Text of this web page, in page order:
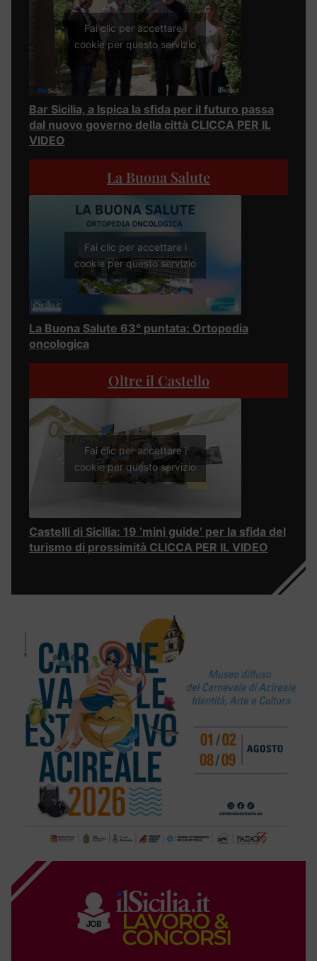
Fai clic per accettare i
cookie per questo servizio
Bar Sicilia, a Ispica la sfida per il futuro passa
dal nuovo governo della città CLICCA PER IL
VIDEO
La Buona Salute
Fai clic per accettare i
cookie per questo servizio
La Buona Salute 63° puntata: Ortopedia
oncologica
Oltre il Castello
Fai clic per accettare i
cookie per questo servizio
Castelli di Sicilia: 19 ‘mini guide’ per la sfida del
turismo di prossimità CLICCA PER IL VIDEO